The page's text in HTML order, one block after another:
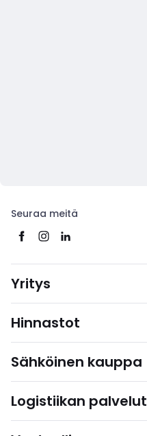
Seuraa meitä
Yritys
Hinnastot
Sähköinen kauppa
Logistiikan palvelut